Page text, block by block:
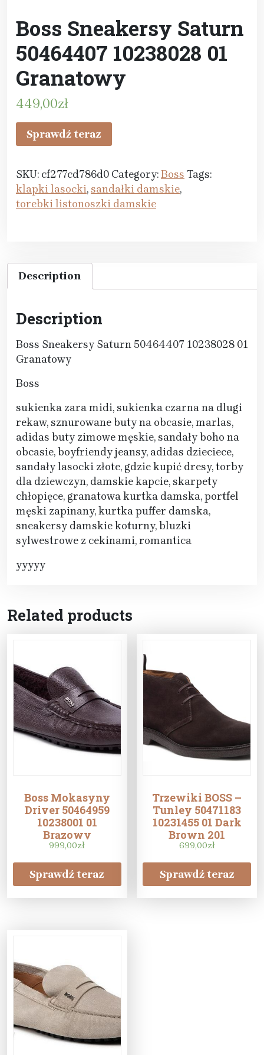
Boss Sneakersy Saturn
50464407 10238028 01
Granatowy
449,00zł
Sprawdź teraz
SKU: cf277cd786d0 Category:Boss Tags:
klapki lasocki,sandałki damskie,
torebki listonoszki damskie
Description
Description
Boss Sneakersy Saturn 50464407 10238028 01
Granatowy
Boss
sukienka zara midi, sukienka czarna na dlugi
rekaw, sznurowane buty na obcasie, marlas,
adidas buty zimowe męskie, sandały boho na
obcasie, boyfriendy jeansy, adidas dzieciece,
sandały lasocki złote, gdzie kupić dresy, torby
dla dziewczyn, damskie kapcie, skarpety
chłopięce, granatowa kurtka damska, portfel
męski zapinany, kurtka puffer damska,
sneakersy damskie koturny, bluzki
sylwestrowe z cekinami, romantica
yyyyy
Related products
Boss Mokasyny
Driver 50464959
10238001 01
Brązowy
999,00zł
Sprawdź teraz
Trzewiki BOSS –
Tunley 50471183
10231455 01 Dark
Brown 201
699,00zł
Sprawdź teraz